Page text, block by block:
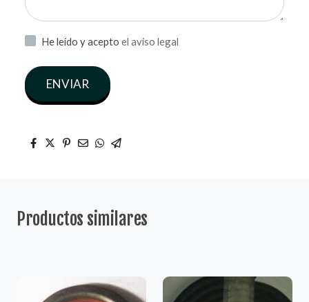
He leído y acepto el aviso legal
ENVIAR
Productos similares